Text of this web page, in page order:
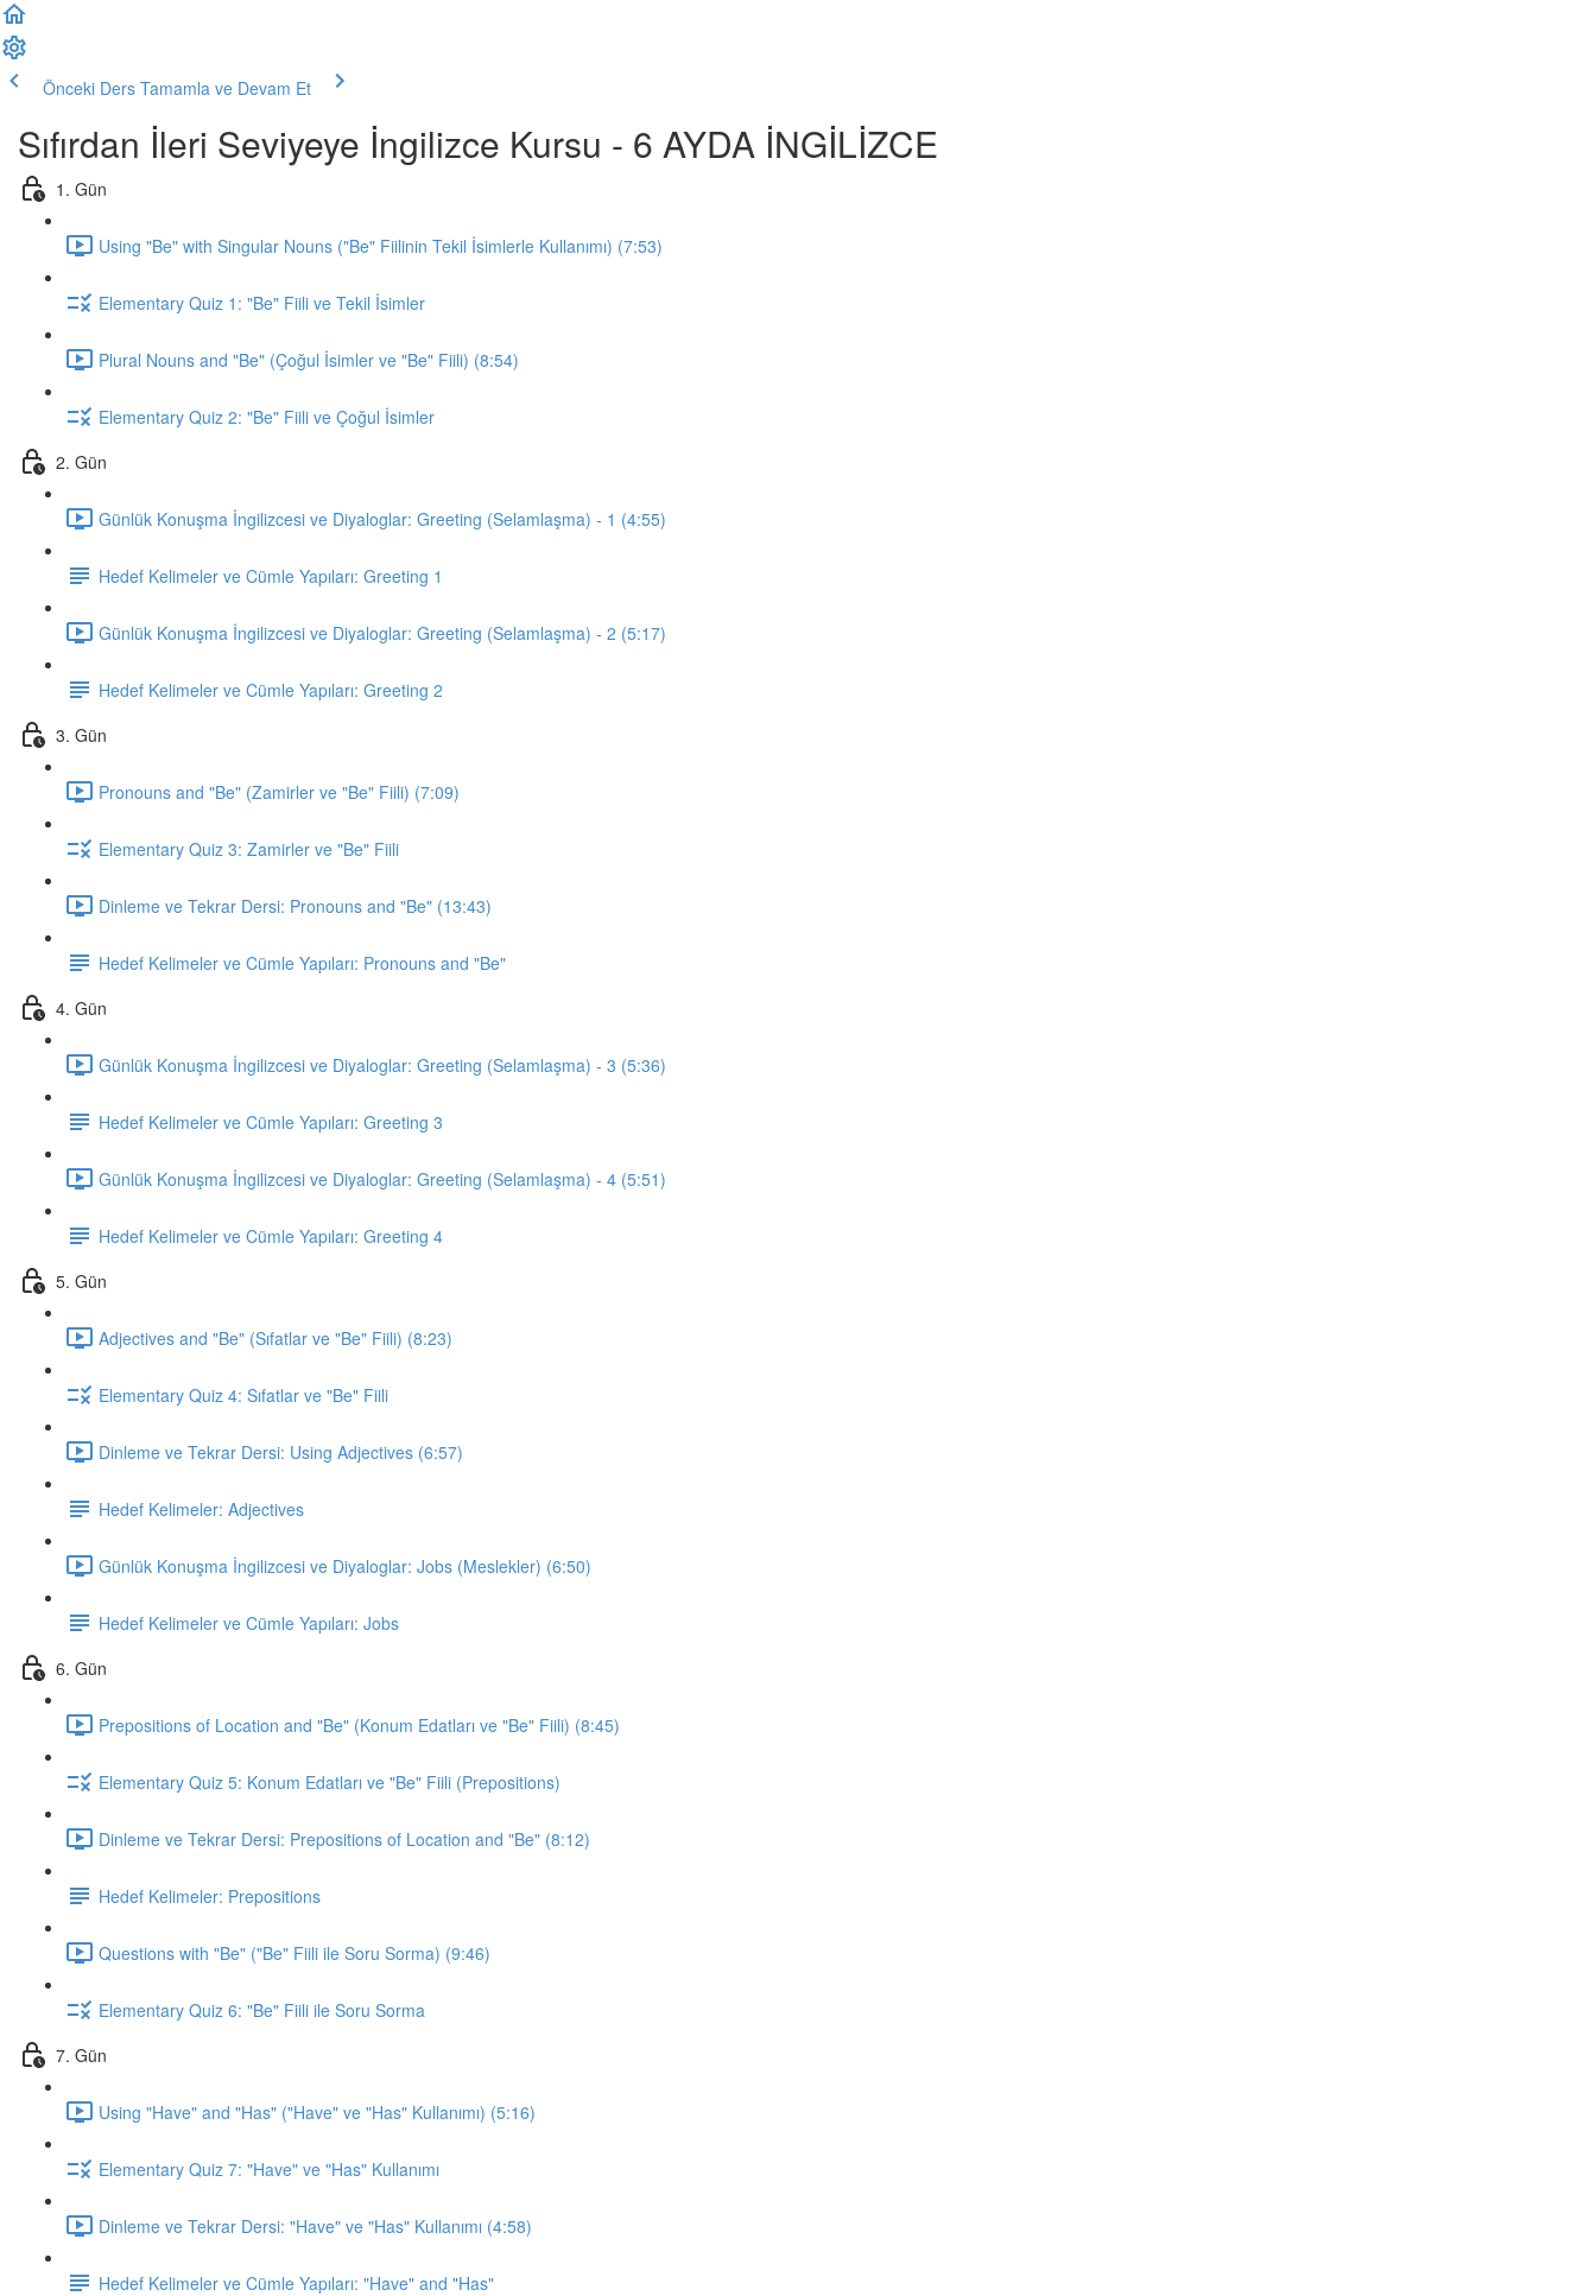
Önceki Ders Tamamla ve Devam Et
Sıfırdan İleri Seviyeye İngilizce Kursu - 6 AYDA İNGİLİZCE
1. Gün
Using "Be" with Singular Nouns ("Be" Fiilinin Tekil İsimlerle Kullanımı) (7:53)
Elementary Quiz 1: "Be" Fiili ve Tekil İsimler
Plural Nouns and "Be" (Çoğul İsimler ve "Be" Fiili) (8:54)
Elementary Quiz 2: "Be" Fiili ve Çoğul İsimler
2. Gün
Günlük Konuşma İngilizcesi ve Diyaloglar: Greeting (Selamlaşma) - 1 (4:55)
Hedef Kelimeler ve Cümle Yapıları: Greeting 1
Günlük Konuşma İngilizcesi ve Diyaloglar: Greeting (Selamlaşma) - 2 (5:17)
Hedef Kelimeler ve Cümle Yapıları: Greeting 2
3. Gün
Pronouns and "Be" (Zamirler ve "Be" Fiili) (7:09)
Elementary Quiz 3: Zamirler ve "Be" Fiili
Dinleme ve Tekrar Dersi: Pronouns and "Be" (13:43)
Hedef Kelimeler ve Cümle Yapıları: Pronouns and "Be"
4. Gün
Günlük Konuşma İngilizcesi ve Diyaloglar: Greeting (Selamlaşma) - 3 (5:36)
Hedef Kelimeler ve Cümle Yapıları: Greeting 3
Günlük Konuşma İngilizcesi ve Diyaloglar: Greeting (Selamlaşma) - 4 (5:51)
Hedef Kelimeler ve Cümle Yapıları: Greeting 4
5. Gün
Adjectives and "Be" (Sıfatlar ve "Be" Fiili) (8:23)
Elementary Quiz 4: Sıfatlar ve "Be" Fiili
Dinleme ve Tekrar Dersi: Using Adjectives (6:57)
Hedef Kelimeler: Adjectives
Günlük Konuşma İngilizcesi ve Diyaloglar: Jobs (Meslekler) (6:50)
Hedef Kelimeler ve Cümle Yapıları: Jobs
6. Gün
Prepositions of Location and "Be" (Konum Edatları ve "Be" Fiili) (8:45)
Elementary Quiz 5: Konum Edatları ve "Be" Fiili (Prepositions)
Dinleme ve Tekrar Dersi: Prepositions of Location and "Be" (8:12)
Hedef Kelimeler: Prepositions
Questions with "Be" ("Be" Fiili ile Soru Sorma) (9:46)
Elementary Quiz 6: "Be" Fiili ile Soru Sorma
7. Gün
Using "Have" and "Has" ("Have" ve "Has" Kullanımı) (5:16)
Elementary Quiz 7: "Have" ve "Has" Kullanımı
Dinleme ve Tekrar Dersi: "Have" ve "Has" Kullanımı (4:58)
Hedef Kelimeler ve Cümle Yapıları: "Have" and "Has"